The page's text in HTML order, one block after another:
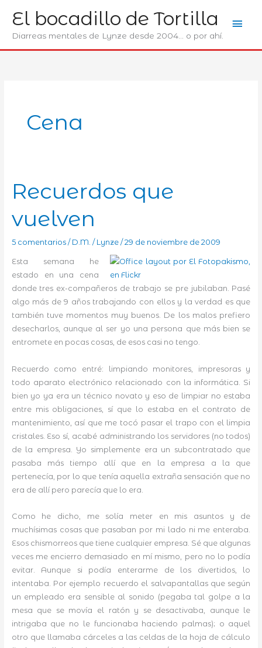
contenido
El bocadillo de Tortilla
Diarreas mentales de Lynze desde 2004... o por ahí.
Cena
Recuerdos que
vuelven
5 comentarios / D.M. / Lynze /29 de noviembre de 2009
Esta semana he
estado en una cena
donde tres ex-compañeros de trabajo se pre jubilaban. Pasé
algo más de 9 años trabajando con ellos y la verdad es que
también tuve momentos muy buenos. De los malos prefiero
desecharlos, aunque al ser yo una persona que más bien se
entromete en pocas cosas, de esos casi no tengo.
Recuerdo como entré: limpiando monitores, impresoras y
todo aparato electrónico relacionado con la informática. Si
bien yo ya era un técnico novato y eso de limpiar no estaba
entre mis obligaciones, sí que lo estaba en el contrato de
mantenimiento, así que me tocó pasar el trapo con el limpia
cristales. Eso sí, acabé administrando los servidores (no todos)
de la empresa. Yo simplemente era un subcontratado que
pasaba más tiempo allí que en la empresa a la que
pertenecía, por lo que tenía aquella extraña sensación que no
era de allí pero parecía que lo era.
Como he dicho, me solía meter en mis asuntos y de
muchísimas cosas que pasaban por mi lado ni me enteraba.
Esos chismorreos que tiene cualquier empresa. Sé que algunas
veces me encierro demasiado en mí mismo, pero no lo podía
evitar. Aunque si podía enterarme de los divertidos, lo
intentaba. Por ejemplo recuerdo el salvapantallas que según
un empleado era sensible al sonido (pegaba tal golpe a la
mesa que se movía el ratón y se desactivaba, aunque le
intrigaba que no le funcionaba haciendo palmas); o aquel
otro que llamaba cárceles a las celdas de la hoja de cálculo